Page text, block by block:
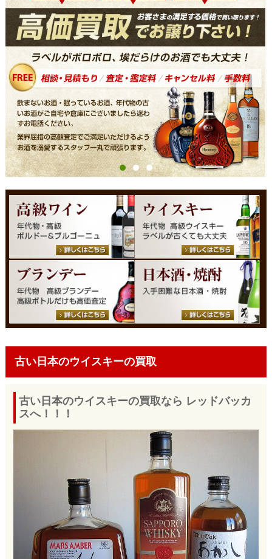
古い日本のウイスキーの買取
古い日本のウイスキーの買取なら レッドバッカ
スへ！！！